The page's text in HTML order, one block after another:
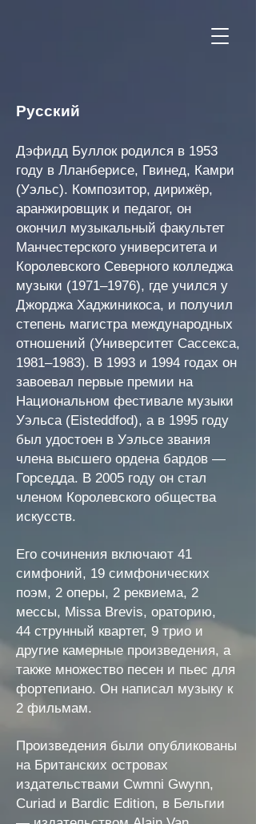
Русский
Дэфидд Буллок родился в 1953
году в Лланберисе, Гвинед, Камри
(Уэльс). Композитор, дирижёр,
аранжировщик и педагог, он
окончил музыкальный факультет
Манчестерского университета и
Королевского Северного колледжа
музыки (1971–1976), где учился у
Джорджа Хаджиникоса, и получил
степень магистра международных
отношений (Университет Сассекса,
1981–1983). В 1993 и 1994 годах он
завоевал первые премии на
Национальном фестивале музыки
Уэльса (Eisteddfod), а в 1995 году
был удостоен в Уэльсе звания
члена высшего ордена бардов —
Горседда. В 2005 году он стал
членом Королевского общества
искусств.
Его сочинения включают 41
симфоний, 19 симфонических
поэм, 2 оперы, 2 реквиема, 2
мессы, Missa Brevis, ораторию,
44 струнный квартет, 9 трио и
другие камерные произведения, а
также множество песен и пьес для
фортепиано. Он написал музыку к
2 фильмам.
Произведения были опубликованы
на Британских островах
издательствами Cwmni Gwynn,
Curiad и Bardic Edition, в Бельгии